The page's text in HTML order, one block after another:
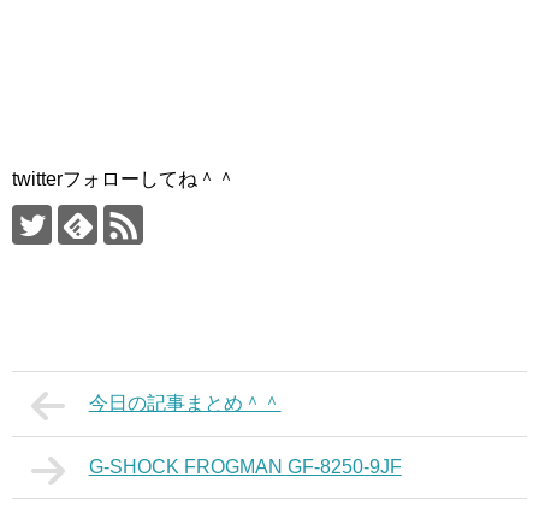
twitterフォローしてね＾＾
今日の記事まとめ＾＾
G-SHOCK FROGMAN GF-8250-9JF